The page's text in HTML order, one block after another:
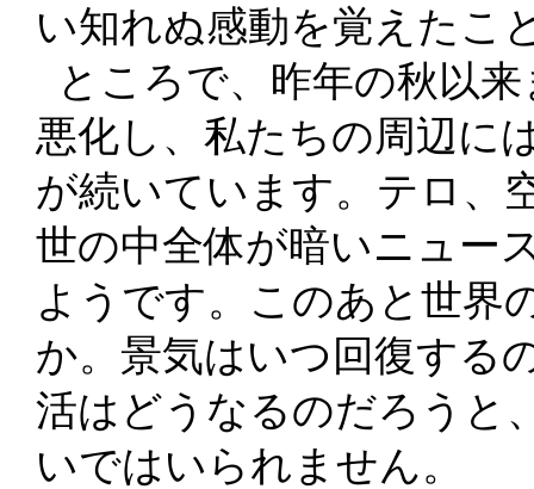
い知れぬ感動を覚えたこ
ところで、昨年の秋以
悪化し、私たちの周辺に
が続いています。テロ、
世の中全体が暗いニュー
ようです。このあと世界
か。景気はいつ回復する
活はどうなるのだろうと
いではいられません。